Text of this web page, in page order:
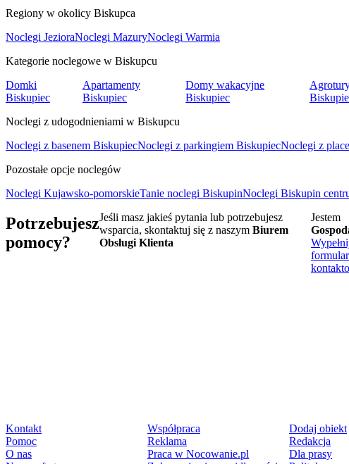
Regiony w okolicy Biskupca
Noclegi JezioraNoclegi MazuryNoclegi Warmia
Kategorie noclegowe w Biskupcu
Domki
Biskupiec
Apartamenty
Biskupiec
Domy wakacyjne
Biskupiec
Noclegi z udogodnieniami w Biskupcu
Noclegi z basenem BiskupiecNoclegi z parkingiem BiskupiecNoclegi z
Pozostałe opcje noclegów
Noclegi Kujawsko-pomorskieTanie noclegi BiskupinNoclegi Biskupin
Potrzebujesz
pomocy?
Jeśli masz jakieś pytania lub potrzebujesz
wsparcia, skontaktuj się z naszym Biurem
Obsługi Klienta
Jestem
Kontakt
Pomoc
O nas
Współpraca
Reklama
Praca w Nocowanie.pl
Dodaj obiekt
Redakcja
Dla prasy